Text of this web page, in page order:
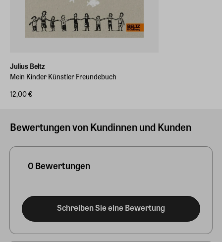
Julius Beltz
Mein Kinder Künstler Freundebuch
12,00 €
Bewertungen von Kundinnen und Kunden
0 Bewertungen
Schreiben Sie eine Bewertung